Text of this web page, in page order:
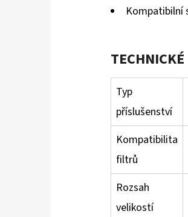
Kompatibilní
Typ
příslušenství
Kompatibilita
filtrů
Rozsah
velikostí